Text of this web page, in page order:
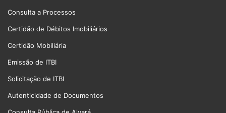
Consulta a Processos
Certidão de Débitos Imobiliários
Certidão Mobiliária
Emissão de ITBI
Solicitação de ITBI
Autenticidade de Documentos